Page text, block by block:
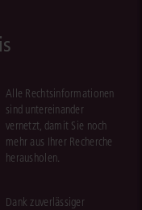
Alle Rechtsinformationen
sind untereinander
vernetzt, damit Sie noch
mehr aus Ihrer Recherche
herausholen.
Dank zuverlässiger